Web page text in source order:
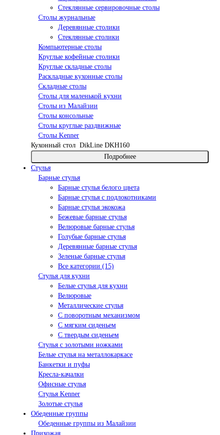
Стеклянные сервировочные столы
Столы журнальные
Деревянные столики
Стеклянные столики
Компьютерные столы
Круглые кофейные столики
Круглые складные столы
Раскладные кухонные столы
Складные столы
Столы для маленькой кухни
Столы из Малайзии
Столы консольные
Столы круглые раздвижные
Столы Kenner
Кухонный стол DikLine DKH160
Подробнее
Стулья
Барные стулья
Барные стулья белого цвета
Барные стулья с подлокотниками
Барные стулья экокожа
Бежевые барные стулья
Велюровые барные стулья
Голубые барные стулья
Деревянные барные стулья
Зеленые барные стулья
Все категории (15)
Стулья для кухни
Белые стулья для кухни
Велюровые
Металлические стулья
С поворотным механизмом
С мягким сиденьем
С твердым сиденьем
Стулья с золотыми ножками
Белые стулья на металлокаркасе
Банкетки и пуфы
Кресла-качалки
Офисные стулья
Стулья Kenner
Золотые стулья
Обеденные группы
Обеденные группы из Малайзии
Прихожая